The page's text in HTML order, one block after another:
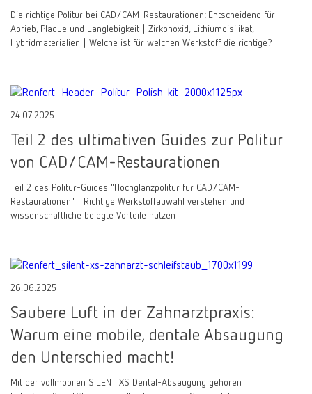
Die richtige Politur bei CAD/CAM-Restaurationen: Entscheidend für
Abrieb, Plaque und Langlebigkeit | Zirkonoxid, Lithiumdisilikat,
Hybridmaterialien | Welche ist für welchen Werkstoff die richtige?
24.07.2025
Teil 2 des ultimativen Guides zur Politur
von CAD/CAM-Restaurationen
Teil 2 des Politur-Guides "Hochglanzpolitur für CAD/CAM-
Restaurationen" | Richtige Werkstoffauwahl verstehen und
wissenschaftliche belegte Vorteile nutzen
26.06.2025
Saubere Luft in der Zahnarztpraxis:
Warum eine mobile, dentale Absaugung
den Unterschied macht!
Mit der vollmobilen SILENT XS Dental-Absaugung gehören